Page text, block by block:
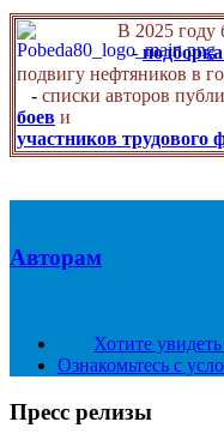
В 2025 году
-
подвигу нефтяников в
- списки авторов
боев и
участников трудового
Авторам
Хотите
Ознакомьтесь с
Пресс релизы